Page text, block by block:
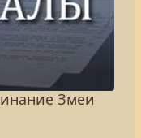
Змеи